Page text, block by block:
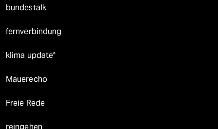
bundestalk
fernverbindung
klima update°
Mauerecho
Freie Rede
reingehen